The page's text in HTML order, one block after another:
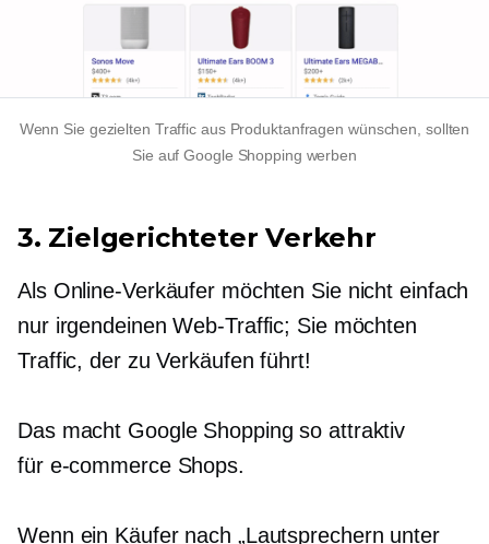
Wenn Sie gezielten Traffic aus Produktanfragen wünschen, sollten
Sie auf Google Shopping werben
3. Zielgerichteter Verkehr
Als Online-Verkäufer möchten Sie nicht einfach
nur irgendeinen Web-Traffic; Sie möchten
Traffic, der zu Verkäufen führt!
Das macht Google Shopping so attraktiv
für e-commerceShops.
Wenn ein Käufer nach „Lautsprechern unter